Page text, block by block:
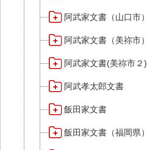
阿武家文書（山口市）
阿武家文書（美祢市）
阿武家文書(美祢市２)
阿武孝太郎文書
飯田家文書
飯田家文書（福岡県）